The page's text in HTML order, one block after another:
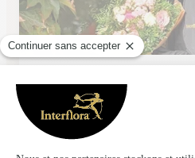
Elusa Fleurs
Eauze
★★
4.5 (42)
Avenue des Fleurs